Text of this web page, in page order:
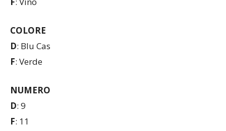
COLORE
D: Blu Cas
F: Verde
NUMERO
D: 9
F: 11